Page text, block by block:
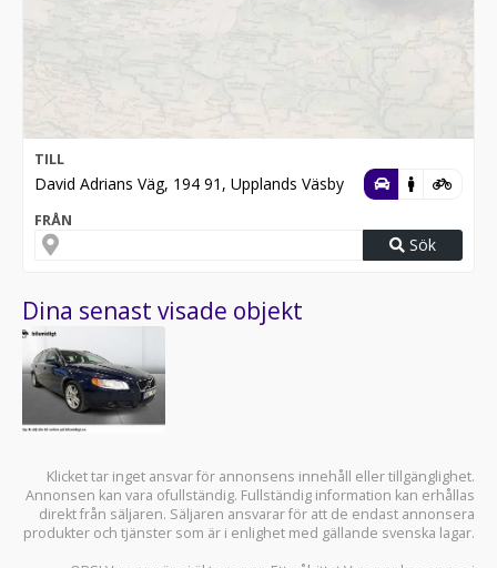
TILL
David Adrians Väg, 194 91, Upplands Väsby
FRÅN
Sök
Dina senast visade objekt
Klicket tar inget ansvar för annonsens innehåll eller tillgänglighet.
Annonsen kan vara ofullständig. Fullständig information kan erhållas
direkt från säljaren. Säljaren ansvarar för att de endast annonsera
produkter och tjänster som är i enlighet med gällande svenska lagar.